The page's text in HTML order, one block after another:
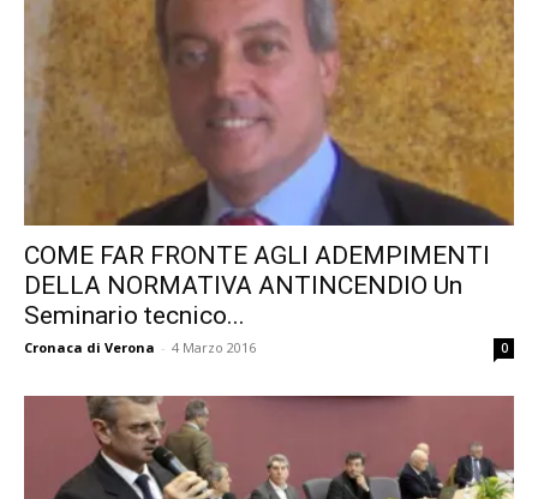
COME FAR FRONTE AGLI ADEMPIMENTI
DELLA NORMATIVA ANTINCENDIO Un
Seminario tecnico...
Cronaca di Verona - 4 Marzo 2016 0